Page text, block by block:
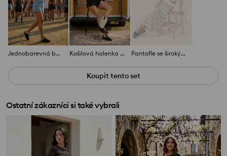
Jednobarevná bavlněná halenka s krátkým rukávem Košilová halenka s nabíranými rukávy s viskózou a příměsí lnu Pantofle se širokým páskem z imitace kůže
Koupit tento set
Ostatní zákazníci si také vybrali